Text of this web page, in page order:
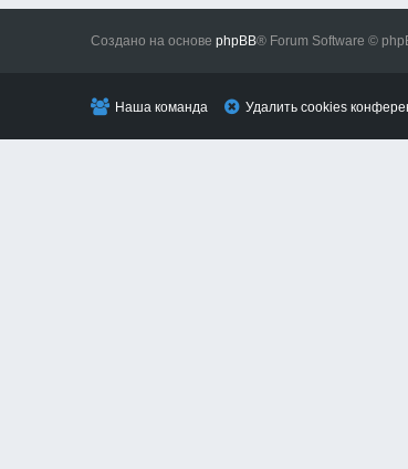
Создано на основе phpBB® Forum Software ©
Наша команда Удалить cookies